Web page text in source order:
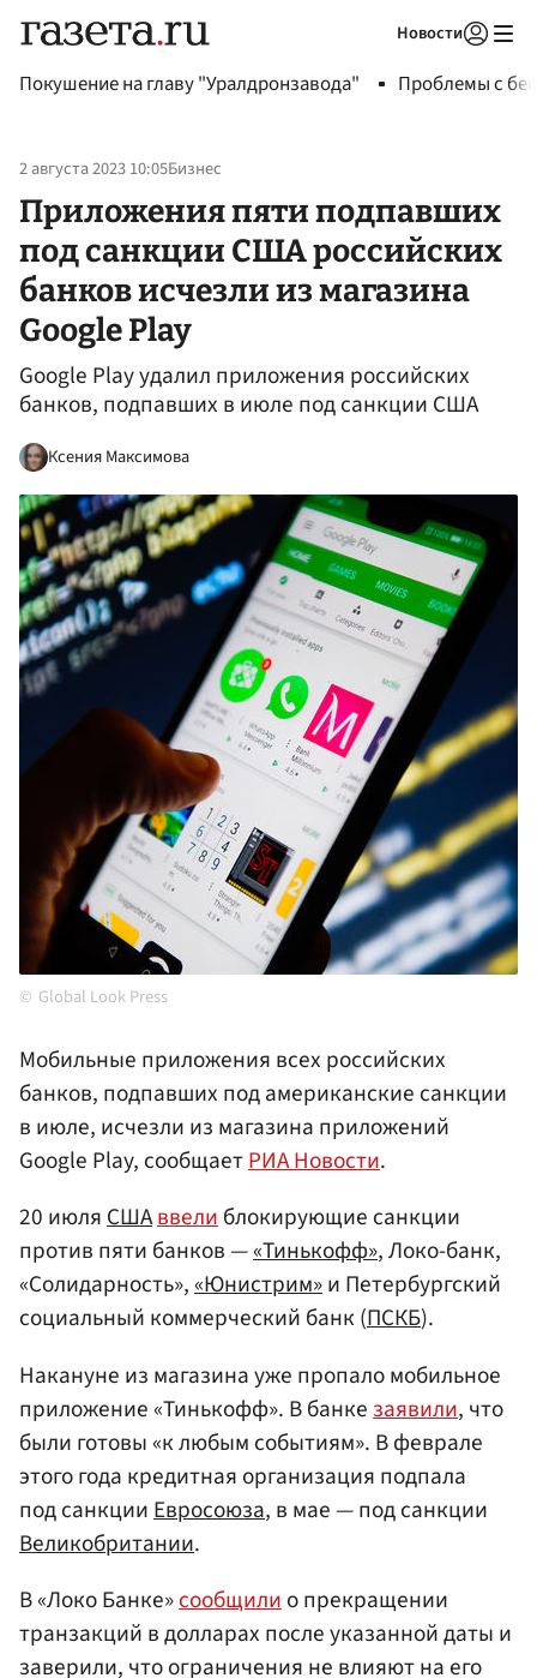
Новости
Покушение на главу "Уралдронзавода" Проблемы с
2 августа 2023 10:05Бизнес
Приложения пяти подпавших
под санкции США российских
банков исчезли из магазина
Google Play
Google Play удалил приложения российских
банков, подпавших в июле под санкции США
Ксения Максимова
Global Look Press
Мобильные приложения всех российских
банков, подпавших под американские санкции
в июле, исчезли из магазина приложений
Google Play, сообщаетРИА Новости.
20 июляСШАввелиблокирующие санкции
против пяти банков —«Тинькофф», Локо-банк,
«Солидарность»,«Юнистрим»и Петербургский
социальный коммерческий банк (ПСКБ).
Накануне из магазина уже пропало мобильное
приложение «Тинькофф». В банке заявили, что
были готовы «к любым событиям». В феврале
этого года кредитная организация подпала
под санкции Евросоюза, в мае — под санкции
Великобритании.
В «Локо Банке»сообщилио прекращении
транзакций в долларах после указанной даты и
заверили, что ограничения не влияют на его